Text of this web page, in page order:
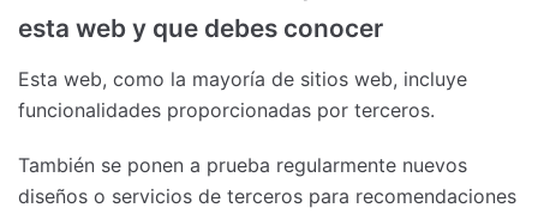
esta web y que debes conocer
Esta web, como la mayoría de sitios web, incluye
funcionalidades proporcionadas por terceros.
También se ponen a prueba regularmente nuevos
diseños o servicios de terceros para recomendaciones